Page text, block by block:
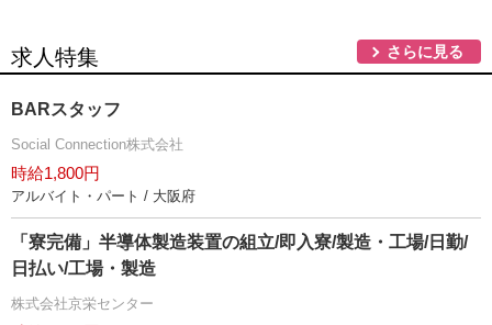
求人特集 さらに見る
BARスタッフ
Social Connection株式会社
時給1,800円
アルバイト・パート / 大阪府
「寮完備」半導体製造装置の組立/即入寮/製造・工場/日勤/
日払い/工場・製造
株式会社京栄センター